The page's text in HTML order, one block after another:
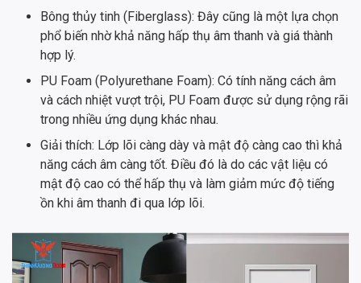
Bông thủy tinh (Fiberglass): Đây cũng là một lựa chọn
phổ biến nhờ khả năng hấp thụ âm thanh và giá thành
hợp lý.
PU Foam (Polyurethane Foam): Có tính năng cách âm
và cách nhiệt vượt trội, PU Foam được sử dụng rộng rãi
trong nhiều ứng dụng khác nhau.
Giải thích: Lớp lõi càng dày và mật độ càng cao thì khả
năng cách âm càng tốt. Điều đó là do các vật liệu có
mật độ cao có thể hấp thụ và làm giảm mức độ tiếng
ồn khi âm thanh đi qua lớp lõi.